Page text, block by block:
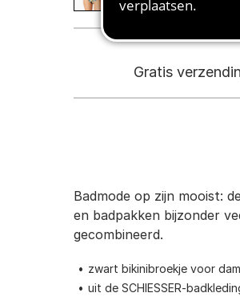
Gratis
Badmode op zijn mooist:
en badpakken bijzonder
gecombineerd.
zwart bikinibroekje voor
uit de SCHIESSER-